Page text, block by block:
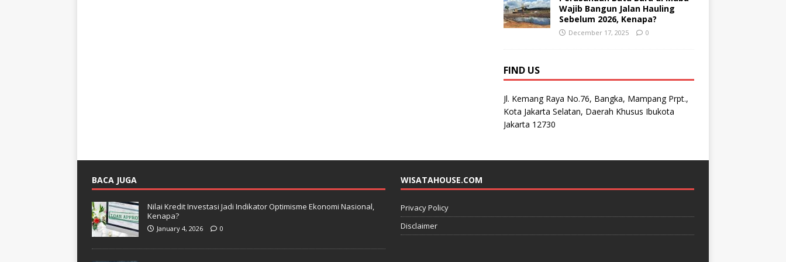
Wajib Bangun Jalan Hauling
Sebelum 2026, Kenapa?
December 17, 2025 0
FIND US
Jl. Kemang Raya No.76, Bangka, Mampang Prpt.,
Kota Jakarta Selatan, Daerah Khusus Ibukota
Jakarta 12730
BACA JUGA
Nilai Kredit Investasi Jadi Indikator Optimisme Ekonomi Nasional,
Kenapa?
January 4, 2026 0
WISATAHOUSE.COM
Privacy Policy
Disclaimer